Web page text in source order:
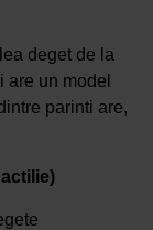
deget de la
un model
parinti are,